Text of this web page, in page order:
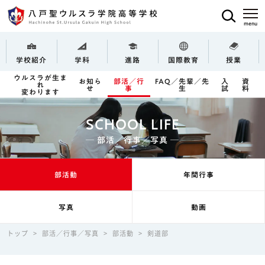
学校紹介 学科 進路 国際教育 授業
ウルスラが生ま
れ
変わります
お知ら
せ
部活／行
事
FAQ／先輩／先
生
入
試
資
料
SCHOOL LIFE
─ 部活／行事／写真 ─
部活動 年間行事
写真 動画
トップ > 部活／行事／写真 > 部活動 > 剣道部